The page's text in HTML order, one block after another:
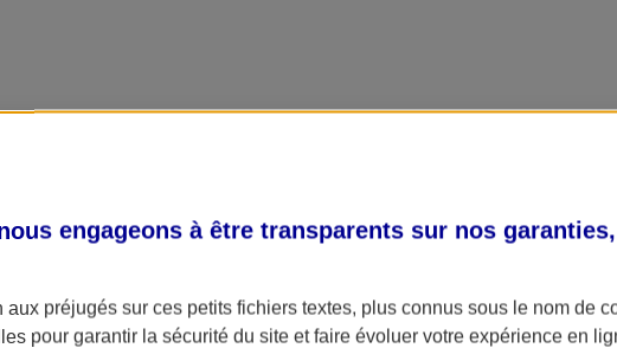
engageons à être transparents sur nos
aux préjugés sur ces petits fichiers textes, plus connus sous le nom de
pour garantir la sécurité du site et faire évoluer votre expérience en